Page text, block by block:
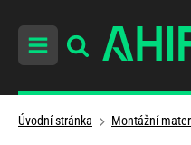
Úvodní stránka Montážní